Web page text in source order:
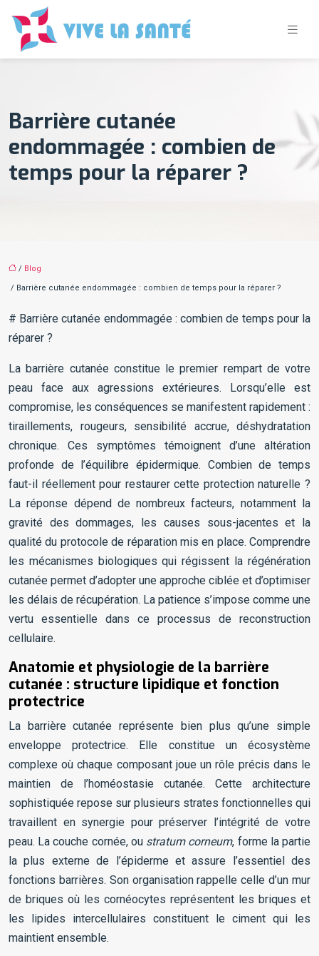
Barrière cutanée
endommagée : combien de
temps pour la réparer ?
/ Blog
/ Barrière cutanée endommagée : combien de temps pour la réparer ?
# Barrière cutanée endommagée : combien de temps pour la
réparer ?
La barrière cutanée constitue le premier rempart de votre
peau face aux agressions extérieures. Lorsqu’elle est
compromise, les conséquences se manifestent rapidement :
tiraillements, rougeurs, sensibilité accrue, déshydratation
chronique. Ces symptômes témoignent d’une altération
profonde de l’équilibre épidermique. Combien de temps
faut-il réellement pour restaurer cette protection naturelle ?
La réponse dépend de nombreux facteurs, notamment la
gravité des dommages, les causes sous-jacentes et la
qualité du protocole de réparation mis en place. Comprendre
les mécanismes biologiques qui régissent la régénération
cutanée permet d’adopter une approche ciblée et d’optimiser
les délais de récupération. La patience s’impose comme une
vertu essentielle dans ce processus de reconstruction
cellulaire.
Anatomie et physiologie de la barrière
cutanée : structure lipidique et fonction
protectrice
La barrière cutanée représente bien plus qu’une simple
enveloppe protectrice. Elle constitue un écosystème
complexe où chaque composant joue un rôle précis dans le
maintien de l’homéostasie cutanée. Cette architecture
sophistiquée repose sur plusieurs strates fonctionnelles qui
travaillent en synergie pour préserver l’intégrité de votre
peau. La couche cornée, ou stratum corneum, forme la partie
la plus externe de l’épiderme et assure l’essentiel des
fonctions barrières. Son organisation rappelle celle d’un mur
de briques où les cornéocytes représentent les briques et
les lipides intercellulaires constituent le ciment qui les
maintient ensemble.